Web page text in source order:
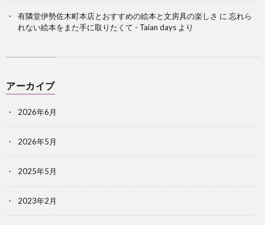
有隣堂伊勢佐木町本店とおすすめの絵本と文房具の楽しさ に 忘れら
れない絵本をまた手に取りたくて - Taian days より
アーカイブ
2026年6月
2026年5月
2025年5月
2023年2月